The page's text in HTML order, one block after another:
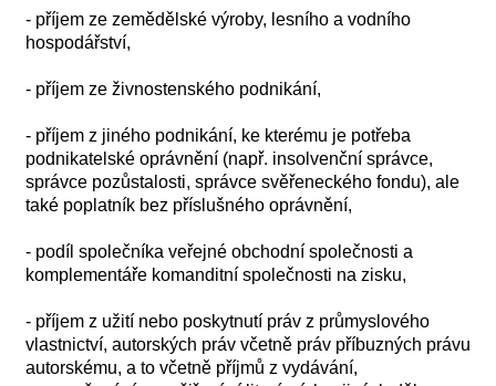
- příjem ze zemědělské výroby, lesního a vodního
hospodářství,
- příjem ze živnostenského podnikání,
- příjem z jiného podnikání, ke kterému je potřeba
podnikatelské oprávnění (např. insolvenční správce,
správce pozůstalosti, správce svěřeneckého fondu), ale
také poplatník bez příslušného oprávnění,
- podíl společníka veřejné obchodní společnosti a
komplementáře komanditní společnosti na zisku,
- příjem z užití nebo poskytnutí práv z průmyslového
vlastnictví, autorských práv včetně práv příbuzných právu
autorskému, a to včetně příjmů z vydávání,